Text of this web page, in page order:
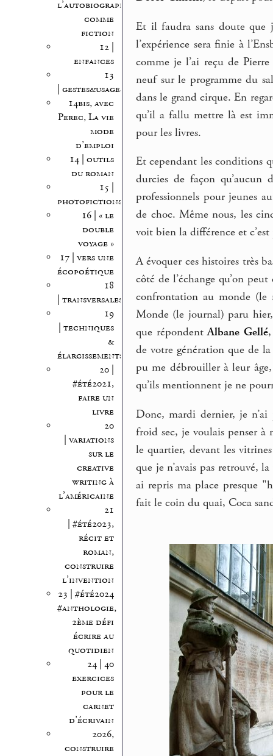
l’autobiographie
comme
fiction
12 |
enfances
13
| gestes&usages
14bis, avec
Perec, La vie
mode
d’emploi
14 | outils
du roman
15 |
photofictions
16 | « le
double
voyage »
17 | vers une
écopoétique
18
| transversales
19
| techniques
&
élargissements
20 |
#été2021,
faire un
livre
20
| variations
sur le
creative
writing à
l’américaine
21
| #été2023,
récit et
roman,
construire
l’invention
23 | #été2024
#anthologie,
2ème défi
écrire au
quotidien
24 | 40
exercices
pour le
carnet
d’écrivain
2026,
construire
Et il faudra sans doute que
l’expérience sera finie à
comme je l’ai reçu de
neuf sur le programme du
dans le grand cirque. En
qu’il a fallu mettre là est
pour les livres.
Et cependant les conditions
durcies de façon qu’aucun
professionnels pour jeunes
de choc. Même nous, les
voit bien la différence et c’est
A évoquer ces histoires très
côté de l’échange qu’on
confrontation au monde (le
Monde (le journal) paru
que répondentAlbane Gellé
de votre génération que de
pu me débrouiller à leur
qu’ils mentionnent je ne
Donc, mardi dernier, je
froid sec, je voulais penser à
le quartier, devant les
que je n’avais pas retrouvé,
ai repris ma place presque
fait le coin du quai, Coca